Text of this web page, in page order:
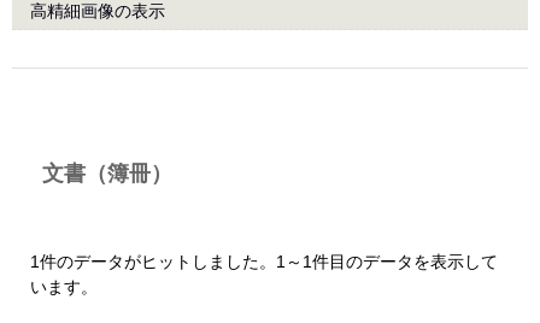
高精細画像の表示
文書（簿冊）
1件のデータがヒットしました。1～1件目のデータを表示して
います。